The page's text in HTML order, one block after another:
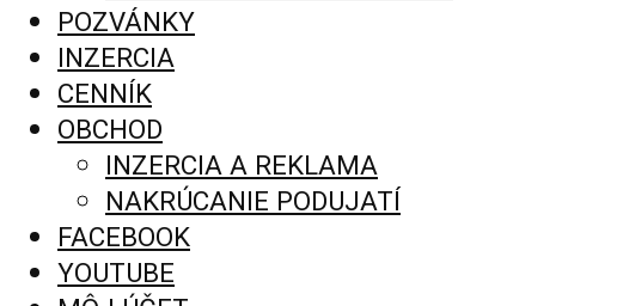
POZVÁNKY
INZERCIA
CENNÍK
OBCHOD
INZERCIA A REKLAMA
NAKRÚCANIE PODUJATÍ
FACEBOOK
YOUTUBE